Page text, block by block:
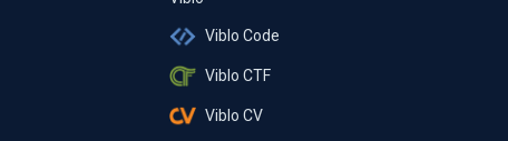
Viblo Code
Viblo CTF
Viblo CV